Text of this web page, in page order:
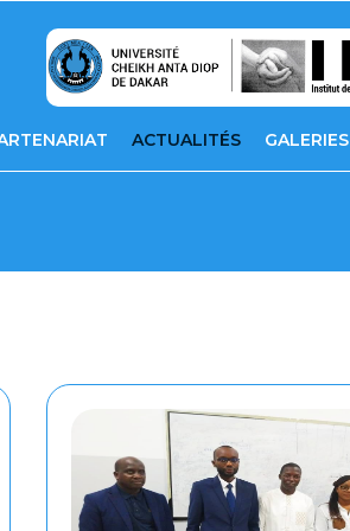
ACTUALITÉS GALERIES